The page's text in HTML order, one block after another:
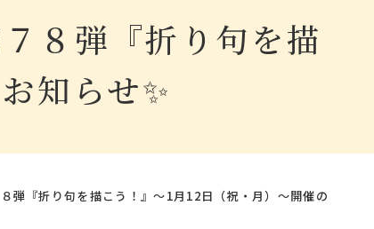
８弾『折り句を描
知らせ✨
弾『折り句を描こう！』～1月12日（祝・月）～開催の